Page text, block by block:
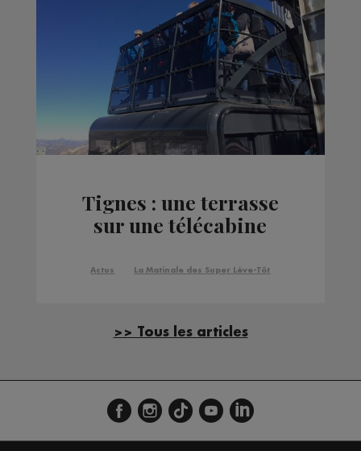
Tignes : une terrasse
sur une télécabine
Actus La Matinale des Super Lève-Tôt
>> Tous les articles